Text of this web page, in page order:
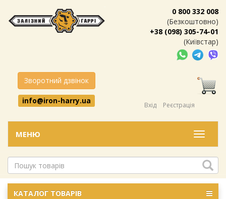
0 800 332 008
(Безкоштовно)
+38 (098) 305-74-01
(Київстар)
Зворотний дзвінок
info@iron-harry.ua
Вхід Реєстрація
Меню
МЕНЮ
КАТАЛОГ ТОВАРІВ